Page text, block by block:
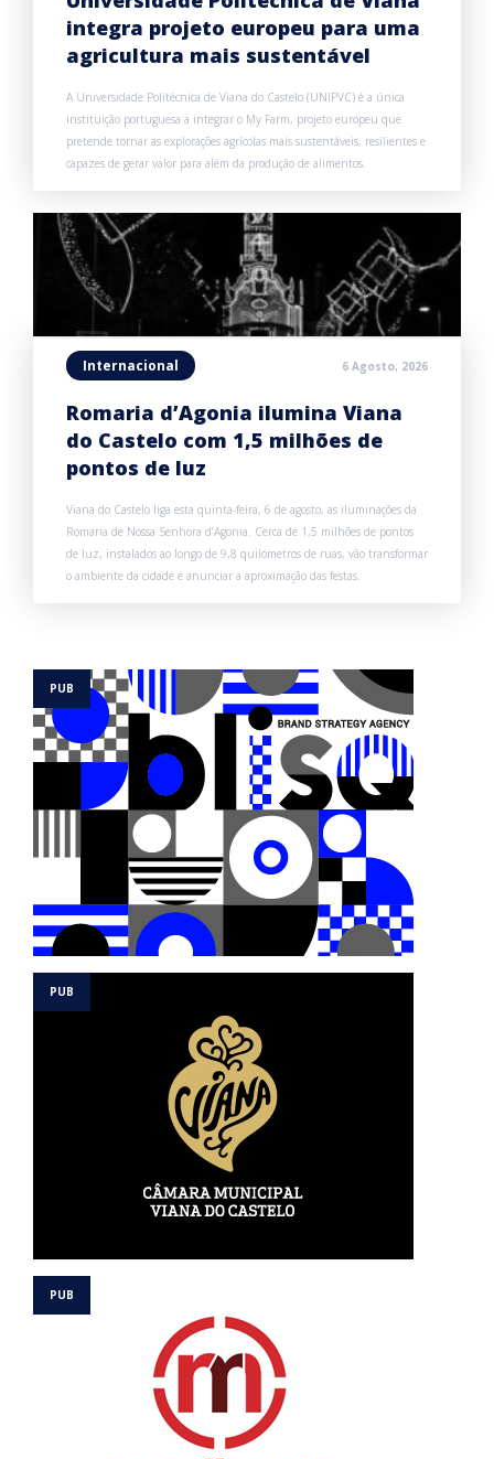
integra projeto europeu para uma
agricultura mais sustentável
A Universidade Politécnica de Viana do Castelo (UNIPVC) é a única
instituição portuguesa a integrar o My Farm, projeto europeu que
pretende tornar as explorações agrícolas mais sustentáveis, resilientes e
capazes de gerar valor para além da produção de alimentos.
Internacional 6 Agosto, 2026
Romaria d’Agonia ilumina Viana
do Castelo com 1,5 milhões de
pontos de luz
Viana do Castelo liga esta quinta-feira, 6 de agosto, as iluminações da
Romaria de Nossa Senhora d’Agonia. Cerca de 1,5 milhões de pontos
de luz, instalados ao longo de 9,8 quilómetros de ruas, vão transformar
o ambiente da cidade e anunciar a aproximação das festas.